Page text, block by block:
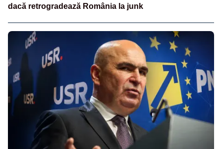
dacă retrogradează România la junk